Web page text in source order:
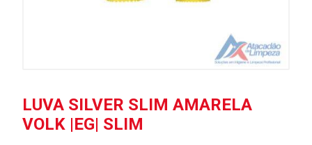
LUVA SILVER SLIM AMARELA
VOLK |EG| SLIM